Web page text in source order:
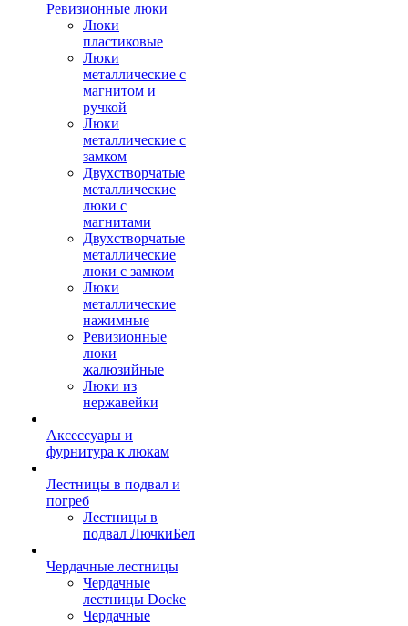
Ревизионные люки
Люки
пластиковые
Люки
металлические с
магнитом и
ручкой
Люки
металлические с
замком
Двухстворчатые
металлические
люки с
магнитами
Двухстворчатые
металлические
люки с замком
Люки
металлические
нажимные
Ревизионные
люки
жалюзийные
Люки из
нержавейки
Аксессуары и
фурнитура к люкам
Лестницы в подвал и
погреб
Лестницы в
подвал ЛючкиБел
Чердачные лестницы
Чердачные
лестницы Docke
Чердачные